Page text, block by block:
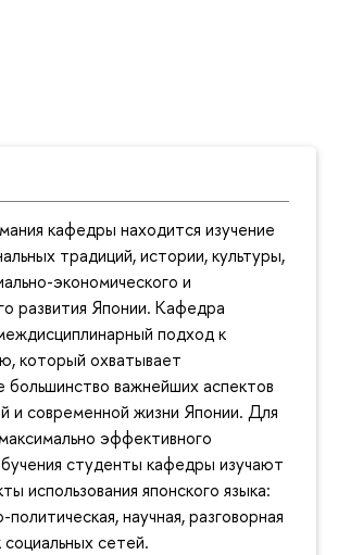
кафедры находится изучение
традиций, истории, культуры,
экономического и
развития Японии. Кафедра
подход к
который охватывает
важнейших аспектов
и современной жизни Японии. Для
эффективного
студенты кафедры изучают
использования японского языка:
научная, разговорная
социальных сетей.